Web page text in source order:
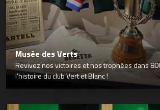
Musée des Verts
Revivez nos victoires et nos trophées dans
l’histoire du club Vert et Blanc !